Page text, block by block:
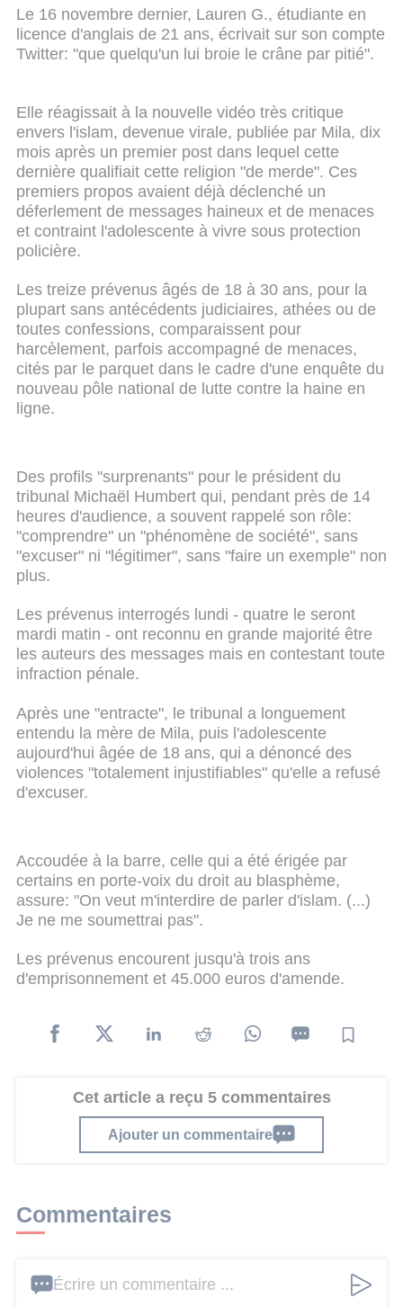
Le 16 novembre dernier, Lauren G., étudiante en
licence d'anglais de 21 ans, écrivait sur son compte
Twitter: "que quelqu'un lui broie le crâne par pitié".
Elle réagissait à la nouvelle vidéo très critique
envers l'islam, devenue virale, publiée par Mila, dix
mois après un premier post dans lequel cette
dernière qualifiait cette religion "de merde". Ces
premiers propos avaient déjà déclenché un
déferlement de messages haineux et de menaces
et contraint l'adolescente à vivre sous protection
policière.
Les treize prévenus âgés de 18 à 30 ans, pour la
plupart sans antécédents judiciaires, athées ou de
toutes confessions, comparaissent pour
harcèlement, parfois accompagné de menaces,
cités par le parquet dans le cadre d'une enquête du
nouveau pôle national de lutte contre la haine en
ligne.
Des profils "surprenants" pour le président du
tribunal Michaël Humbert qui, pendant près de 14
heures d'audience, a souvent rappelé son rôle:
"comprendre" un "phénomène de société", sans
"excuser" ni "légitimer", sans "faire un exemple" non
plus.
Les prévenus interrogés lundi - quatre le seront
mardi matin - ont reconnu en grande majorité être
les auteurs des messages mais en contestant toute
infraction pénale.
Après une "entracte", le tribunal a longuement
entendu la mère de Mila, puis l'adolescente
aujourd'hui âgée de 18 ans, qui a dénoncé des
violences "totalement injustifiables" qu'elle a refusé
d'excuser.
Accoudée à la barre, celle qui a été érigée par
certains en porte-voix du droit au blasphème,
assure: "On veut m'interdire de parler d'islam. (...)
Je ne me soumettrai pas".
Les prévenus encourent jusqu'à trois ans
d'emprisonnement et 45.000 euros d'amende.
Cet article a reçu 5 commentaires
Ajouter un commentaire
Commentaires
Écrire un commentaire ...